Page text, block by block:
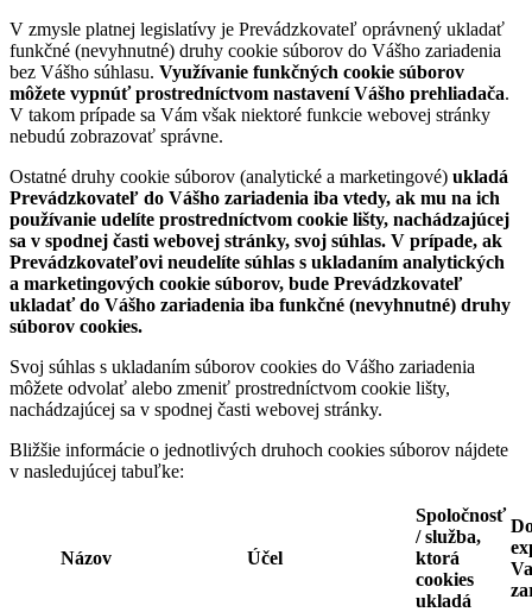
V zmysle platnej legislatívy je Prevádzkovateľ oprávnený ukladať
funkčné (nevyhnutné) druhy cookie súborov do Vášho zariadenia
bez Vášho súhlasu. Využívanie funkčných cookie súborov
môžete vypnúť prostredníctvom nastavení Vášho prehliadača.
V takom prípade sa Vám však niektoré funkcie webovej stránky
nebudú zobrazovať správne.
Ostatné druhy cookie súborov (analytické a marketingové) ukladá
Prevádzkovateľ do Vášho zariadenia iba vtedy, ak mu na ich
používanie udelíte prostredníctvom cookie lišty, nachádzajúcej
sa v spodnej časti webovej stránky, svoj súhlas. V prípade, ak
Prevádzkovateľovi neudelíte súhlas s ukladaním analytických
a marketingových cookie súborov, bude Prevádzkovateľ
ukladať do Vášho zariadenia iba funkčné (nevyhnutné) druhy
súborov cookies.
Svoj súhlas s ukladaním súborov cookies do Vášho zariadenia
môžete odvolať alebo zmeniť prostredníctvom cookie lišty,
nachádzajúcej sa v spodnej časti webovej stránky.
Bližšie informácie o jednotlivých druhoch cookies súborov nájdete
v nasledujúcej tabuľke:
Názov Účel
Spoločnosť
/ služba,
ktorá
cookies
ukladá